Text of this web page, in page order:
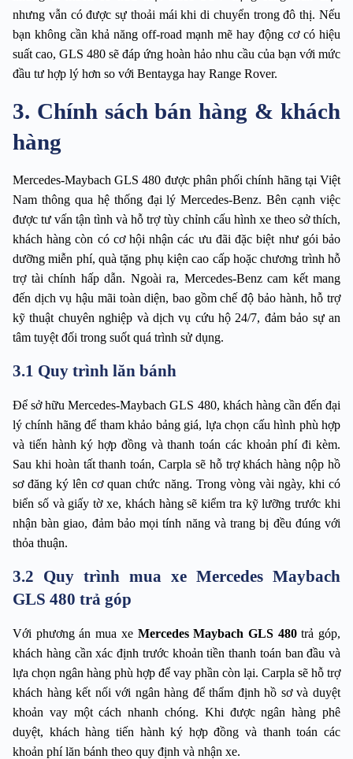
nhưng vẫn có được sự thoải mái khi di chuyển trong đô thị. Nếu
bạn không cần khả năng off-road mạnh mẽ hay động cơ có hiệu
suất cao, GLS 480 sẽ đáp ứng hoàn hảo nhu cầu của bạn với mức
đầu tư hợp lý hơn so với Bentayga hay Range Rover.
3. Chính sách bán hàng & khách
hàng
Mercedes-Maybach GLS 480 được phân phối chính hãng tại Việt
Nam thông qua hệ thống đại lý Mercedes-Benz. Bên cạnh việc
được tư vấn tận tình và hỗ trợ tùy chỉnh cấu hình xe theo sở thích,
khách hàng còn có cơ hội nhận các ưu đãi đặc biệt như gói bảo
dưỡng miễn phí, quà tặng phụ kiện cao cấp hoặc chương trình hỗ
trợ tài chính hấp dẫn. Ngoài ra, Mercedes-Benz cam kết mang
đến dịch vụ hậu mãi toàn diện, bao gồm chế độ bảo hành, hỗ trợ
kỹ thuật chuyên nghiệp và dịch vụ cứu hộ 24/7, đảm bảo sự an
tâm tuyệt đối trong suốt quá trình sử dụng.
3.1 Quy trình lăn bánh
Để sở hữu Mercedes-Maybach GLS 480, khách hàng cần đến đại
lý chính hãng để tham khảo bảng giá, lựa chọn cấu hình phù hợp
và tiến hành ký hợp đồng và thanh toán các khoản phí đi kèm.
Sau khi hoàn tất thanh toán, Carpla sẽ hỗ trợ khách hàng nộp hồ
sơ đăng ký lên cơ quan chức năng. Trong vòng vài ngày, khi có
biển số và giấy tờ xe, khách hàng sẽ kiểm tra kỹ lưỡng trước khi
nhận bàn giao, đảm bảo mọi tính năng và trang bị đều đúng với
thỏa thuận.
3.2 Quy trình mua xe Mercedes Maybach
GLS 480 trả góp
Với phương án mua xe Mercedes Maybach GLS 480 trả góp,
khách hàng cần xác định trước khoản tiền thanh toán ban đầu và
lựa chọn ngân hàng phù hợp để vay phần còn lại. Carpla sẽ hỗ trợ
khách hàng kết nối với ngân hàng để thẩm định hồ sơ và duyệt
khoản vay một cách nhanh chóng. Khi được ngân hàng phê
duyệt, khách hàng tiến hành ký hợp đồng và thanh toán các
khoản phí lăn bánh theo quy định và nhận xe.